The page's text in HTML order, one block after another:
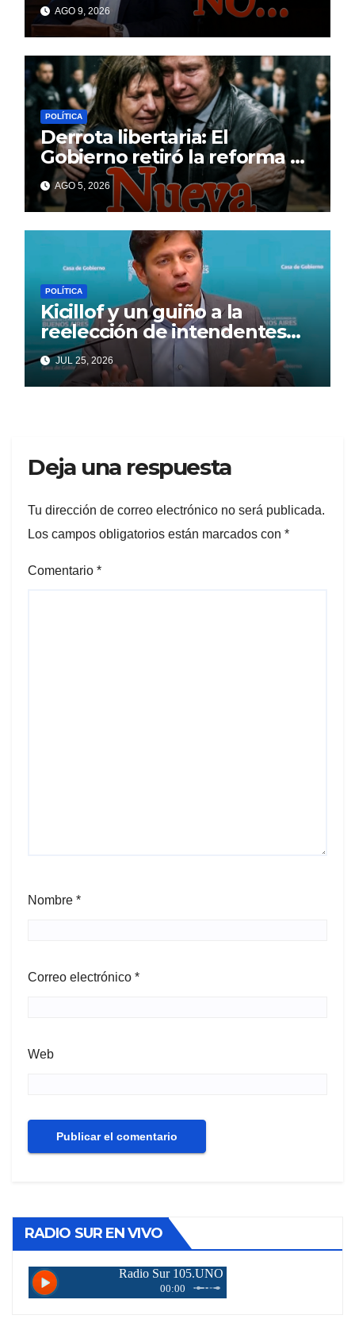
AGO 9, 2026
POLÍTICA
Derrota libertaria: El
Gobierno retiró la reforma a
la Ley de Tierras en el
Senado
AGO 5, 2026
POLÍTICA
Kicillof y un guiño a la
reelección de intendentes
que Cagliardi espera ansioso
JUL 25, 2026
Deja una respuesta
Tu dirección de correo electrónico no será publicada.
Los campos obligatorios están marcados con *
Comentario *
Nombre *
Correo electrónico *
Web
RADIO SUR EN VIVO